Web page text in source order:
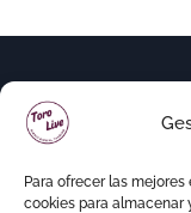
Para ofrecer las
cookies para